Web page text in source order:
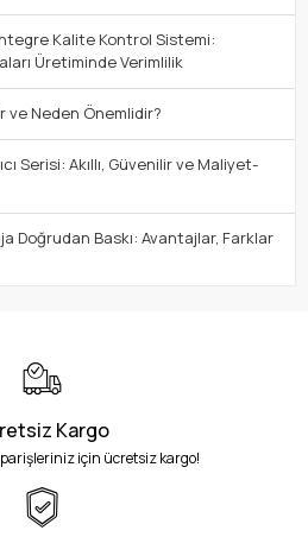
Kalite Kontrol Sistemi:
Üretiminde Verimlilik
ve Neden Önemlidir?
Serisi: Akıllı, Güvenilir ve Maliyet-
Doğrudan Baskı: Avantajlar, Farklar
Kargo
için ücretsiz kargo!